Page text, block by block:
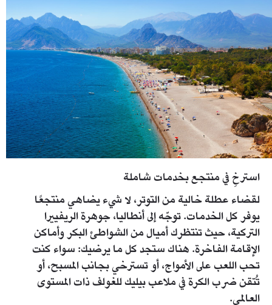
استرخِ في منتجع بخدمات شاملة
لقضاء عطلة خالية من التوتر، لا شيء يضاهي منتجعًا
يوفر كل الخدمات. توجّه إلى أنطاليا، جوهرة الريفييرا
التركية، حيث تنتظرك أميال من الشواطئ البكر وأماكن
الإقامة الفاخرة. هناك ستجد كل ما يرضيك: سواء كنت
تحب اللعب على الأمواج، أو تسترخي بجانب المسبح، أو
تُتقن ضرب الكرة في ملاعب بيليك للغولف ذات المستوى
العالمي.